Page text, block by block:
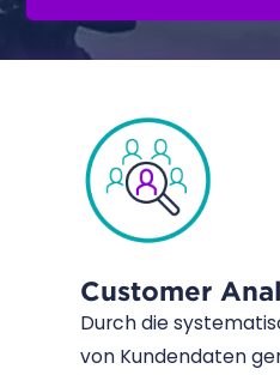
Customer
Durch die
von Kundendaten